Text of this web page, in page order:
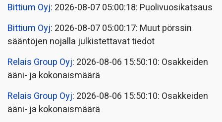
Bittium Oyj: 2026-08-07 05:00:18: Puolivuosikatsaus
Bittium Oyj: 2026-08-07 05:00:17: Muut pörssin
sääntöjen nojalla julkistettavat tiedot
Relais Group Oyj: 2026-08-06 15:50:10: Osakkeiden
ääni- ja kokonaismäärä
Relais Group Oyj: 2026-08-06 15:50:10: Osakkeiden
ääni- ja kokonaismäärä